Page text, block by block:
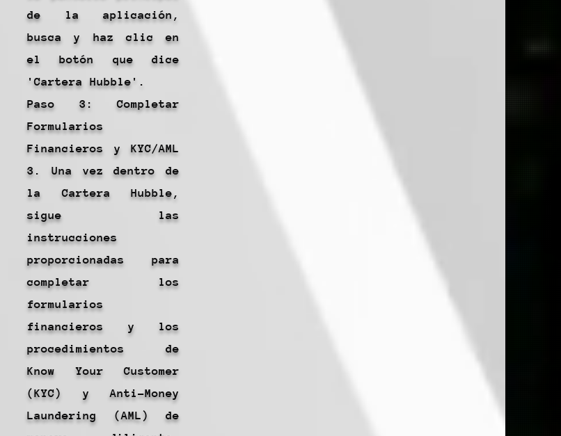
de la aplicación,
busca y haz clic en
el botón que dice
'Cartera Hubble'.
Paso 3: Completar
Formularios
Financieros y KYC/AML
3. Una vez dentro de
la Cartera Hubble,
sigue las
instrucciones
proporcionadas para
completar los
formularios
financieros y los
procedimientos de
Know Your Customer
(KYC) y Anti-Money
Laundering (AML) de